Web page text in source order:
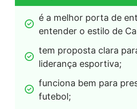
é a melhor porta de
entender o estilo de
tem proposta clara
liderança esportiva;
funciona bem para
futebol;